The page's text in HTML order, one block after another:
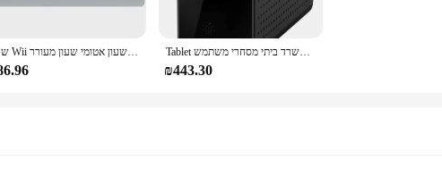
שעון Wii תזמון רשת שעון אטומי דיוק גבוהה שעון אטומי שעון מעורר Tablet למעלה קיר-רכוב רפואי כיתה אוויר מטהר למשרד ביתי מסחרי משתמש
₪443.30